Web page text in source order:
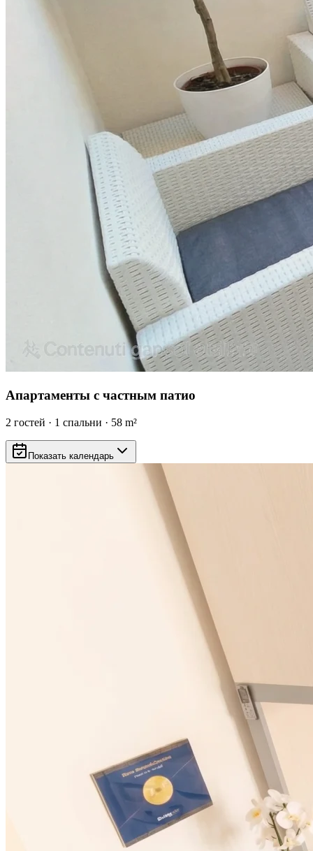
Апартаменты с частным патио
2 гостей · 1 спальни · 58 m²
Показать календарь